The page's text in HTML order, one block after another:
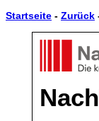
Startseite - Zurück